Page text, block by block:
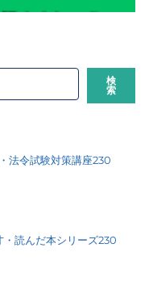
検
索
法令試験対策講座230
読んだ本シリーズ230